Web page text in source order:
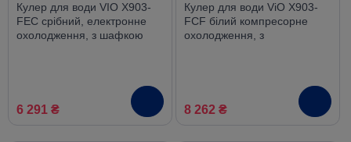
Кулер для води VIO X903-
FEC срібний, електронне
охолодження, з шафкою
6 291 ₴
Кулер для води ViO X903-
FCF білий компресорне
охолодження, з
8 262 ₴